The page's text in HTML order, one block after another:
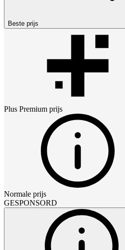
Beste prijs
Plus Premium prijs
Normale prijs
GESPONSORD